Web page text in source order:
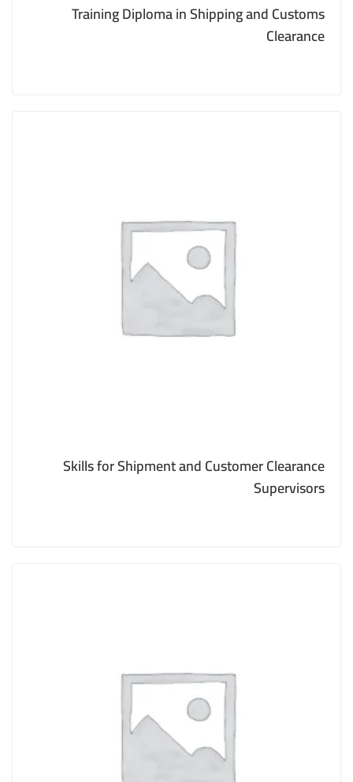
Training Diploma in Shipping and Customs
Clearance
Skills for Shipment and Customer Clearance
Supervisors